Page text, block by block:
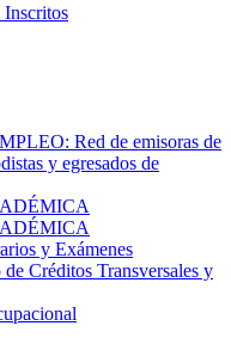
Red de emisoras de
y egresados de
y Exámenes
Créditos Transversales y